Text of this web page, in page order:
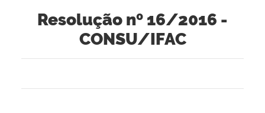
Resolução nº 16/2016 -
CONSU/IFAC